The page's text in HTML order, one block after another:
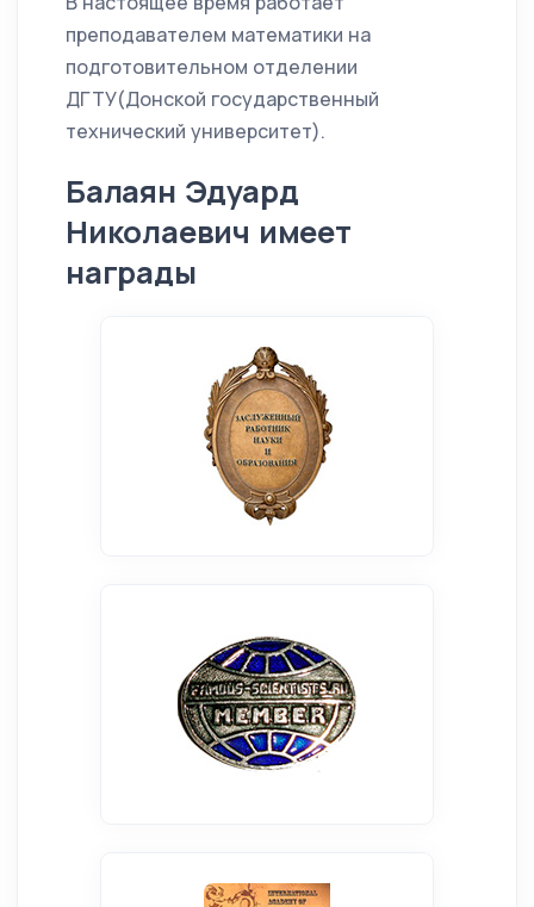
преподавателем математики на
подготовительном отделении
ДГТУ(Донской государственный
технический университет).
Балаян Эдуард
Николаевич имеет
награды